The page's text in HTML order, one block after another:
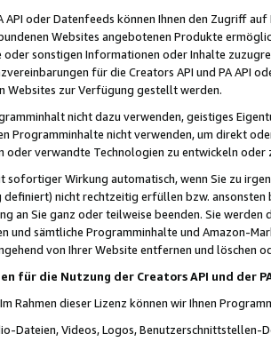
API oder Datenfeeds können Ihnen den Zugriff
Websites angebotenen Produkte
oder sonstigen Informationen oder Inhalte
für die Creators API und PA API
Websites zur Verfügung gestellt werden.
nicht dazu verwenden, geistiges
Programminhalte nicht verwenden, um direkt
oder verwandte Technologien zu entwickeln
sofortiger Wirkung automatisch, wenn Sie zu
nicht rechtzeitig erfüllen bzw. ansonsten
an Sie ganz oder teilweise beenden. Sie werden
und sämtliche Programminhalte und Amazon-
von Ihrer Website entfernen und löschen
für die Nutzung der Creators API und der
Rahmen dieser Lizenz können wir Ihnen
Dateien, Videos, Logos, Benutzerschnittstellen-